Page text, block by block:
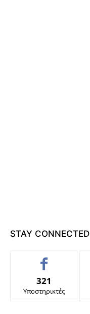
STAY CONNECTED
321
Υποστηρικτές